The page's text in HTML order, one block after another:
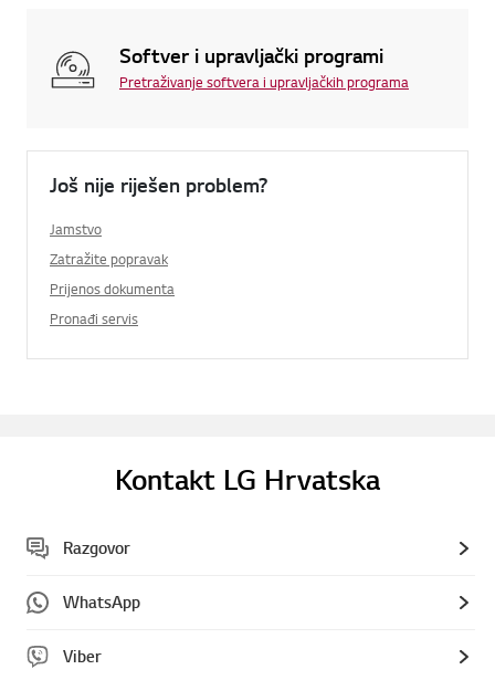
Softver i upravljački programi
Pretraživanje softvera i upravljačkih programa
Još nije riješen problem?
Jamstvo
Zatražite popravak
Prijenos dokumenta
Pronađi servis
Kontakt LG Hrvatska
Razgovor
WhatsApp
Viber